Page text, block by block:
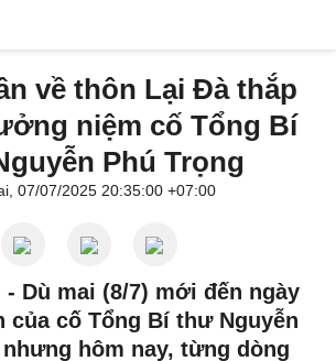
về thôn Lại Đà thắp
niệm cố Tổng Bí
Phú Trọng
07/07/2025 20:35:00 +07:00
- Dù mai (8/7) mới đến ngày
của cố Tổng Bí thư Nguyễn
nhưng hôm nay, từng dòng